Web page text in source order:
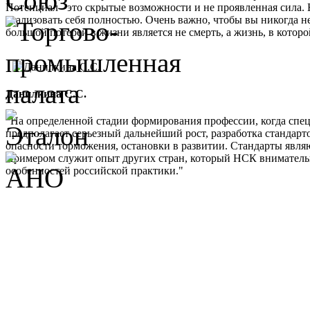
Потенциал - это скрытые возможности и не проявленная
реализовать себя полностью. Очень важно, чтобы вы никогда
большой потерей в жизни является не смерть, а жизнь, в
Данилкина С.С.
"На определенной стадии формирования профессии, когда
предполагает серьезный дальнейший рост, разработка
опасности торможения, остановки в развитии. Стандарты
Примером служит опыт других стран, который НСК
особенностей российской практики."